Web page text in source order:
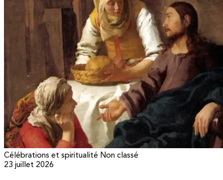
Célébrations et spiritualité Non classé
23 juillet 2026